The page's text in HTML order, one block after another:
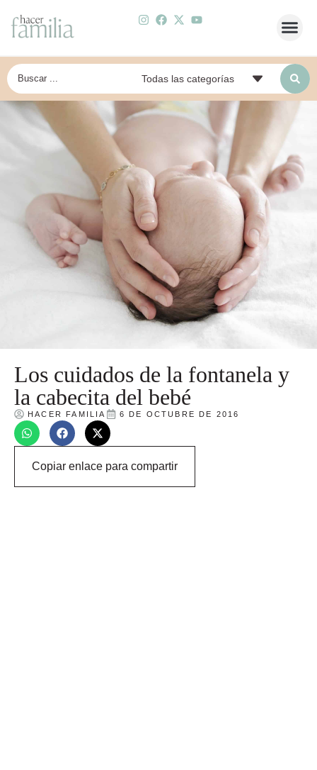
Los cuidados de la fontanela y
la cabecita del bebé
HACER FAMILIA 6 DE OCTUBRE DE 2016
Copiar enlace para compartir